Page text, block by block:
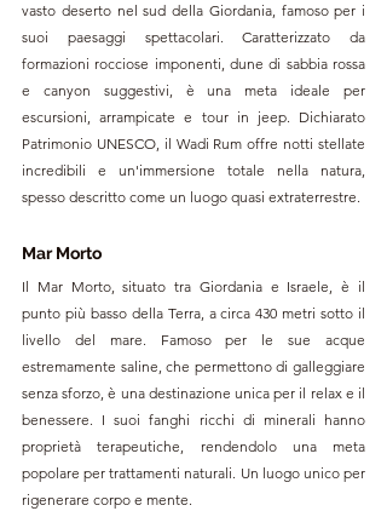
vasto deserto nel sud della Giordania, famoso per i
suoi paesaggi spettacolari. Caratterizzato da
formazioni rocciose imponenti, dune di sabbia rossa
e canyon suggestivi, è una meta ideale per
escursioni, arrampicate e tour in jeep. Dichiarato
Patrimonio UNESCO, il Wadi Rum offre notti stellate
incredibili e un'immersione totale nella natura,
spesso descritto come un luogo quasi extraterrestre.
Mar Morto
Il Mar Morto, situato tra Giordania e Israele, è il
punto più basso della Terra, a circa 430 metri sotto il
livello del mare. Famoso per le sue acque
estremamente saline, che permettono di galleggiare
senza sforzo, è una destinazione unica per il relax e il
benessere. I suoi fanghi ricchi di minerali hanno
proprietà terapeutiche, rendendolo una meta
popolare per trattamenti naturali. Un luogo unico per
rigenerare corpo e mente.